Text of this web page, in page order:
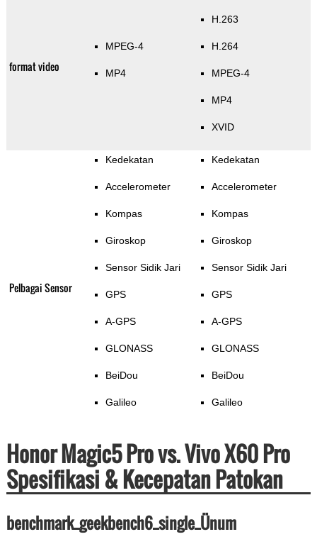
format video
MPEG-4
MP4
H.263
H.264
MPEG-4
MP4
XVID
Pelbagai Sensor
Kedekatan
Accelerometer
Kompas
Giroskop
Sensor Sidik Jari
GPS
A-GPS
GLONASS
BeiDou
Galileo
Kedekatan
Accelerometer
Kompas
Giroskop
Sensor Sidik Jari
GPS
A-GPS
GLONASS
BeiDou
Galileo
Honor Magic5 Pro vs. Vivo X60 Pro
Spesifikasi & Kecepatan Patokan
benchmark_geekbench6_single_Ünum